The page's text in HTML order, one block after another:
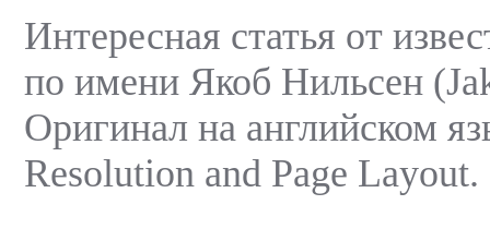
Интересная статья от
по имени Якоб Нильсен
Оригинал на английском
Resolution and Page Layout.